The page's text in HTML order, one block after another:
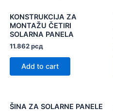
KONSTRUKCIJA ZA
MONTAŽU ČETIRI
SOLARNA PANELA
11.862рсд
Add to cart
ŠINA ZA SOLARNE PANELE